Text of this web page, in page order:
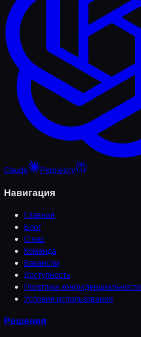
Claude Perplexity
Навигация
Главная
Блог
О нас
Команда
Вакансии
Доступность
Политика конфиденциальности
Условия использования
Решения